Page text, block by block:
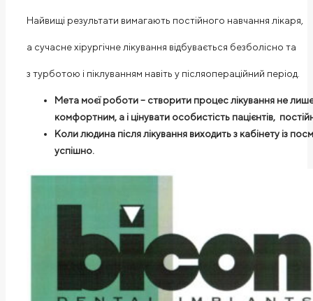
Найвищі результати вимагають постійного навчання лікаря,
а сучасне хірургічне лікування відбувається безболісно та
з турботою і піклуванням навіть у післяопераційний період
Мета моєї роботи – створити процес лікування не
комфортним, а і цінувати особистість пацієнтів,
Колилюдина після лікування виходить з кабінету із
успішно.